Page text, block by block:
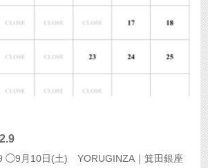
◯9月10日(土) YORUGINZA｜箕田銀座